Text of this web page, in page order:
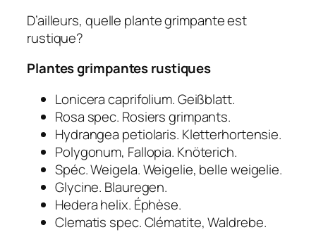
D’ailleurs, quelle plante grimpante est
rustique?
Plantes grimpantes rustiques
Lonicera caprifolium. Geißblatt.
Rosa spec. Rosiers grimpants.
Hydrangea petiolaris. Kletterhortensie.
Polygonum, Fallopia. Knöterich.
Spéc. Weigela. Weigelie, belle weigelie.
Glycine. Blauregen.
Hedera helix. Éphèse.
Clematis spec. Clématite, Waldrebe.